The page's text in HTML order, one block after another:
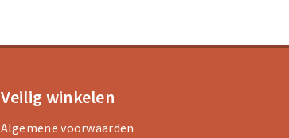
Veilig winkelen
Algemene voorwaarden